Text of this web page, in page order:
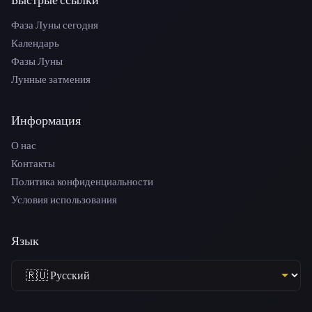
Фаза Луны сегодня
Календарь
Фазы Луны
Лунные затмения
Информация
О нас
Контакты
Политика конфиденциальности
Условия использования
Язык